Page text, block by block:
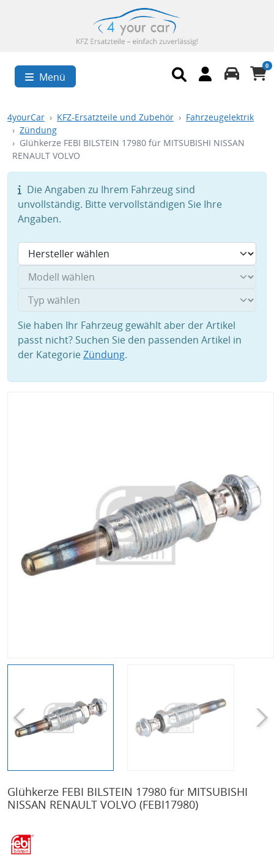
Menü
0
4yourCar KFZ-Ersatzteile und Zubehör
Fahrzeugelektrik
Zündung
Glühkerze FEBI BILSTEIN 17980 für MITSUBISHI NISSAN
RENAULT VOLVO
Die Angaben zu Ihrem Fahrzeug sind
unvollständig. Bitte vervollständigen Sie Ihre
Angaben.
Sie haben Ihr Fahrzeug gewählt aber der Artikel
passt nicht? Suchen Sie den passenden Artikel in
der KategorieZündung.
Glühkerze FEBI BILSTEIN 17980 für MITSUBISHI
NISSAN RENAULT VOLVO (FEBI17980)